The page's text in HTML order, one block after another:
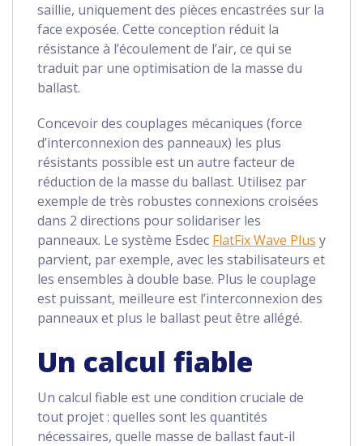
saillie, uniquement des pièces encastrées sur la
face exposée. Cette conception réduit la
résistance à l’écoulement de l’air, ce qui se
traduit par une optimisation de la masse du
ballast.
Concevoir des couplages mécaniques (force
d’interconnexion des panneaux) les plus
résistants possible est un autre facteur de
réduction de la masse du ballast. Utilisez par
exemple de très robustes connexions croisées
dans 2 directions pour solidariser les
panneaux. Le système Esdec FlatFix Wave Plus y
parvient, par exemple, avec les stabilisateurs et
les ensembles à double base. Plus le couplage
est puissant, meilleure est l’interconnexion des
panneaux et plus le ballast peut être allégé.
Un calcul fiable
Un calcul fiable est une condition cruciale de
tout projet : quelles sont les quantités
nécessaires, quelle masse de ballast faut-il